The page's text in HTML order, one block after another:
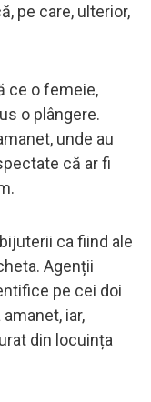
pe care, ulterior,
ce o femeie,
o plângere.
unde au
că ar fi
ca fiind ale
Agenții
pe cei doi
iar,
din locuința